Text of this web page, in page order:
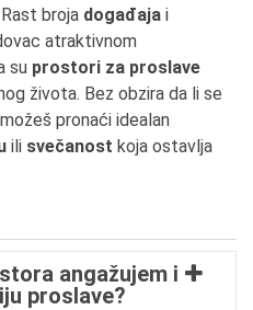
broja događaja i
atraktivnom
su prostori za proslave
života. Bez obzira da li se
pronaći idealan
ili svečanost koja ostavlja
angažujem i
proslave?